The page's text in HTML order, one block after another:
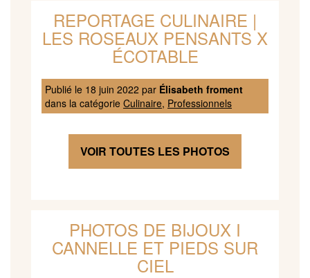
REPORTAGE CULINAIRE |
LES ROSEAUX PENSANTS X
ÉCOTABLE
Publié le 18 juin 2022 par Élisabeth froment
dans la catégorie Culinaire, Professionnels
VOIR TOUTES LES PHOTOS
PHOTOS DE BIJOUX I
CANNELLE ET PIEDS SUR
CIEL